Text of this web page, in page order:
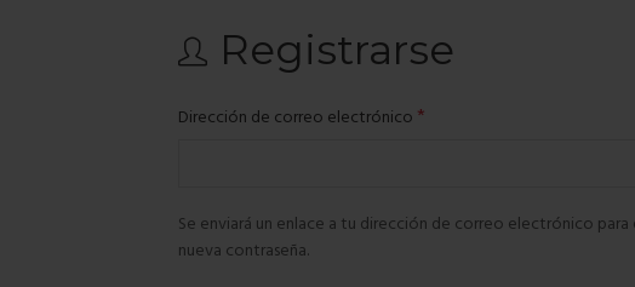
Registrarse
Dirección de correo electrónico *
Se enviará un enlace a tu dirección de correo electrónico para
nueva contraseña.